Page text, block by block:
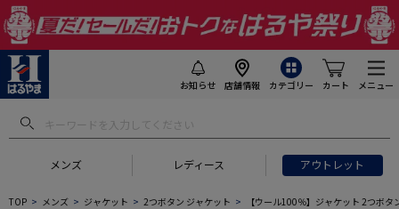
お知らせ 店舗情報 カテゴリー カート メニュー
メンズ レディース アウトレット
TOP メンズ ジャケット 2つボタン ジャケット 【ウール100％】ジャケット 2つボ